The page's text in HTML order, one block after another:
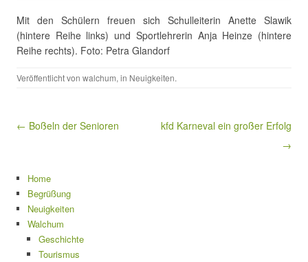
Mit den Schülern freuen sich Schulleiterin Anette Slawik
(hintere Reihe links) und Sportlehrerin Anja Heinze (hintere
Reihe rechts). Foto: Petra Glandorf
Veröffentlicht von walchum, in Neuigkeiten.
Beitragsnavigation
← Boßeln der Senioren
kfd Karneval ein großer Erfolg
→
Home
Begrüßung
Neuigkeiten
Walchum
Geschichte
Tourismus